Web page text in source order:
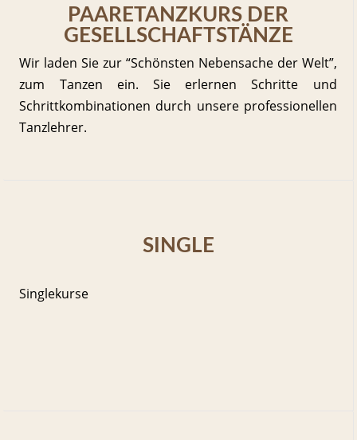
PAARETANZKURS DER
GESELLSCHAFTSTÄNZE
Wir laden Sie zur “Schönsten Nebensache der Welt”,
zum Tanzen ein. Sie erlernen Schritte und
Schrittkombinationen durch unsere professionellen
Tanzlehrer.
SINGLE
Singlekurse